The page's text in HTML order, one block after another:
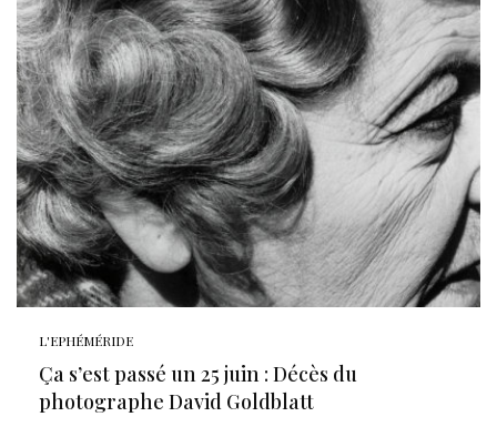
L'EPHÉMÉRIDE
Ça s’est passé un 25 juin : Décès du
photographe David Goldblatt